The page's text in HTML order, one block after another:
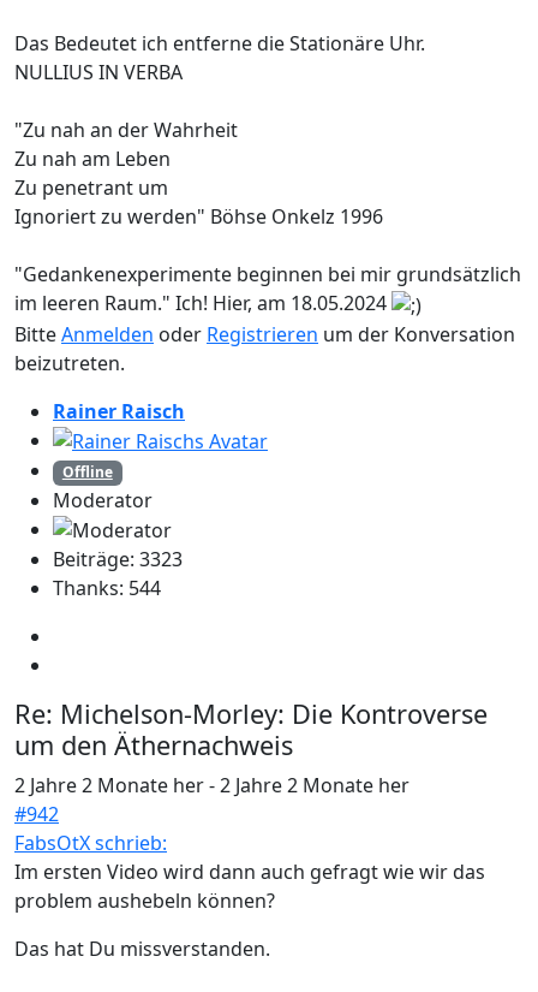
Das Bedeutet ich entferne die Stationäre Uhr.
NULLIUS IN VERBA
"Zu nah an der Wahrheit
Zu nah am Leben
Zu penetrant um
Ignoriert zu werden" Böhse Onkelz 1996
"Gedankenexperimente beginnen bei mir grundsätzlich
im leeren Raum." Ich! Hier, am 18.05.2024
BitteAnmelden oder Registrieren um der Konversation
beizutreten.
Rainer Raisch
Offline
Moderator
Beiträge: 3323
Thanks: 544
Re: Michelson-Morley: Die Kontroverse
um den Äthernachweis
2 Jahre 2 Monate her-2 Jahre 2 Monate her
#942
FabsOtX schrieb:
Im ersten Video wird dann auch gefragt wie wir das
problem aushebeln können?
Das hat Du missverstanden.